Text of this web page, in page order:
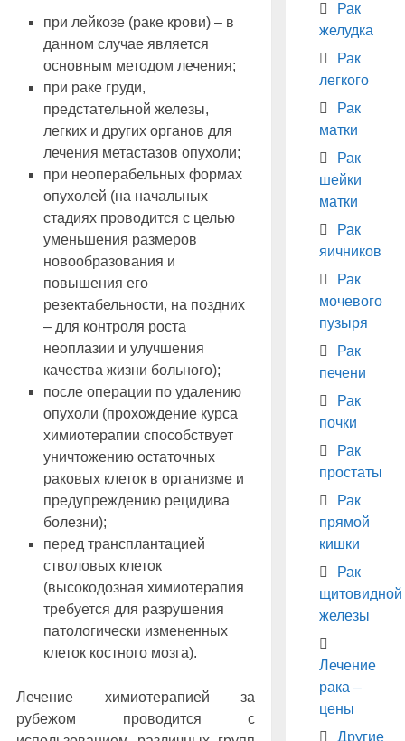
при лейкозе (раке крови) – в
данном случае является
основным методом лечения;
при раке груди,
предстательной железы,
легких и других органов для
лечения метастазов опухоли;
при неоперабельных формах
опухолей (на начальных
стадиях проводится с целью
уменьшения размеров
новообразования и
повышения его
резектабельности, на поздних
– для контроля роста
неоплазии и улучшения
качества жизни больного);
после операции по удалению
опухоли (прохождение курса
химиотерапии способствует
уничтожению остаточных
раковых клеток в организме и
предупреждению рецидива
болезни);
перед трансплантацией
стволовых клеток
(высокодозная химиотерапия
требуется для разрушения
патологически измененных
клеток костного мозга).
Лечение химиотерапией за
рубежом проводится с
Рак
желудка
Рак
легкого
Рак
матки
Рак
шейки
матки
Рак
яичников
Рак
мочевого
пузыря
Рак
печени
Рак
почки
Рак
простаты
Рак
прямой
кишки
Рак
щитовидной
железы
Лечение
рака –
цены
Другие